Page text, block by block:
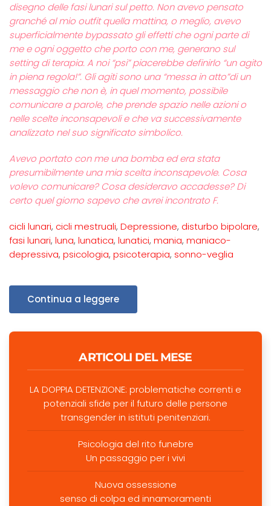
disegno delle fasi lunari sul petto. Non avevo pensato
granché al mio outfit quella mattina, o meglio, avevo
superficialmente bypassato gli effetti che ogni parte di
me e ogni oggetto che porto con me, generano sul
setting di terapia. A noi “psi” piacerebbe definirlo “un agito
in piena regola!”. Gli agiti sono una “messa in atto”di un
messaggio che non è, in quel momento, possibile
comunicare a parole, che prende spazio nelle azioni o
nelle scelte inconsapevoli e che va successivamente
analizzato nel suo significato simbolico.
Avevo portato con me una bomba ed era stata
presumibilmente una mia scelta inconsapevole. Cosa
volevo comunicare? Cosa desideravo accadesse? Di
certo quel giorno sapevo che avrei incontrato F.
cicli lunari, cicli mestruali, Depressione, disturbo bipolare,
fasi lunari, luna, lunatica, lunatici, mania, maniaco-
depressiva, psicologia, psicoterapia, sonno-veglia
Continua a leggere
ARTICOLI DEL MESE
LA DOPPIA DETENZIONE: problematiche correnti e
potenziali sfide per il futuro delle persone
transgender in istituti penitenziari.
Psicologia del rito funebre
Un passaggio per i vivi
Nuova ossessione
senso di colpa ed innamoramenti